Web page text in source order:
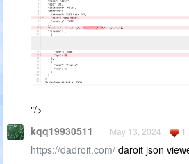
"/>
kqq19930511 May 13, 2024 1
https://dadroit.com/ daroit json